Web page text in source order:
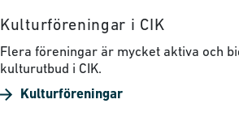
Kulturföreningar i CIK
Flera föreningar är mycket aktiva och
kulturutbud i CIK.
Kulturföreningar